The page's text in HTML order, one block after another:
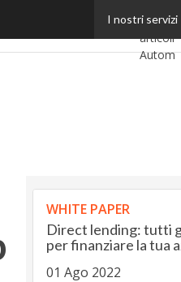
I nostri servizi
con le grandi aziendeUltimi
articoli
WHITE PAPER
Direct lending: tutti
per finanziare la tua
01 Ago 2022